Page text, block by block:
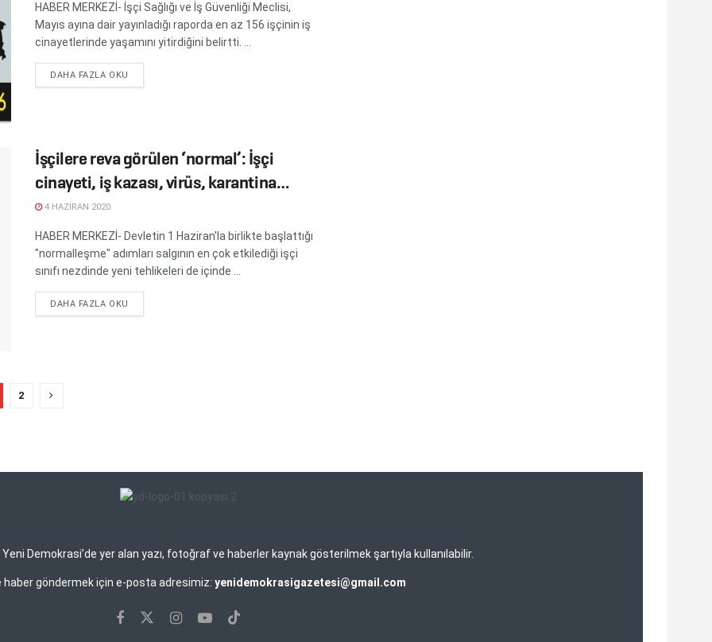
HABER MERKEZİ- İşçi Sağlığı ve İş Güvenliği Meclisi,
Mayıs ayına dair yayınladığı raporda en az 156 işçinin iş
cinayetlerinde yaşamını yitirdiğini belirtti. ...
DAHA FAZLA OKU
İşçilere reva görülen ‘normal’: İşçi
cinayeti, iş kazası, virüs, karantina…
4 HAZIRAN 2020
HABER MERKEZİ- Devletin 1 Haziran'la birlikte başlattığı
"normalleşme" adımları salgının en çok etkilediği işçi
sınıfı nezdinde yeni tehlikeleri de içinde ...
DAHA FAZLA OKU
2
Demokrasi’de yer alan yazı, fotoğraf ve haberler kaynak gösterilmek şartıyla kullanılabilir.
haber göndermek için e-posta adresimiz: yenidemokrasigazetesi@gmail.com